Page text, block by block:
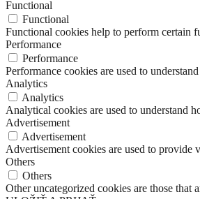
Functional
Functional
Functional cookies help to perform certain
Performance
Performance
Performance cookies are used to
Analytics
Analytics
Analytical cookies are used to understand
Advertisement
Advertisement
Advertisement cookies are used to provide
Others
Others
Other uncategorized cookies are those that